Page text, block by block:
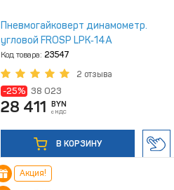
Пневмогайковерт динамометр.
угловой FROSP LPK‑14A
Код товара: 23547
2 отзыва
-25% 38 023
28 411 BYN
с НДС
В КОРЗИНУ
Акция!